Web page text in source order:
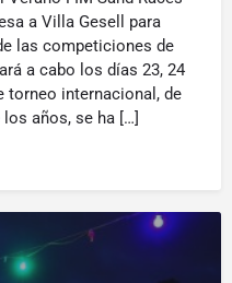
a Villa Gesell para
las competiciones de
a cabo los días 23, 24
torneo internacional, de
años, se ha […]